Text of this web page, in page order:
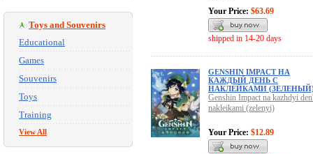
Toys and Souvenirs
Educational
Games
Souvenirs
Toys
Training
View All
Your Price: $63.69
shipped in 14-20 days
GENSHIN IMPACT НА
КАЖДЫЙ ДЕНЬ С
НАКЛЕЙКАМИ
Genshin Impact na kazhdyi
nakleikami (zelenyi)
Your Price: $12.89